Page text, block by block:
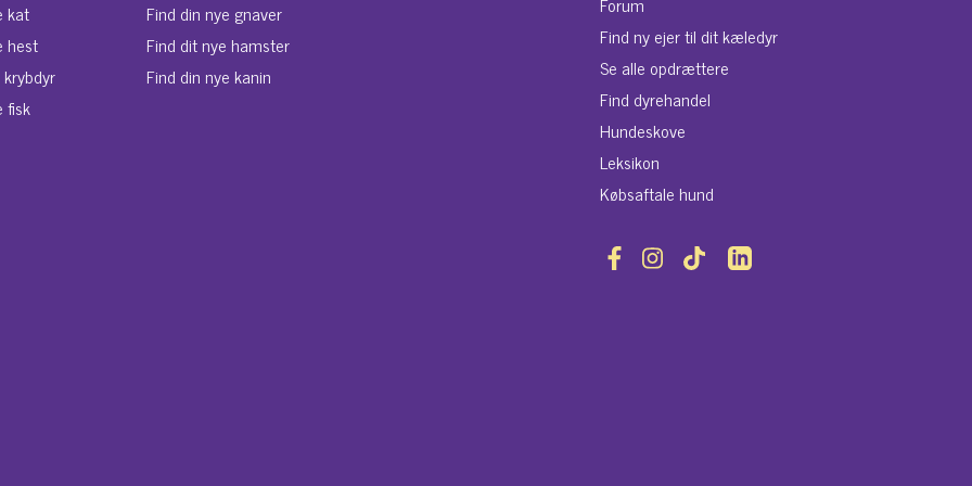
kat
hest
fisk
Find din nye gnaver
Find dit nye hamster
Find din nye kanin
Find ny ejer til dit kæledyr
Se alle opdrættere
Find dyrehandel
Hundeskove
Leksikon
Købsaftale hund